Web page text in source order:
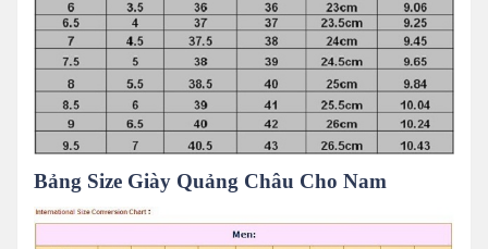
Bảng Size Giày Quảng Châu Cho Nam